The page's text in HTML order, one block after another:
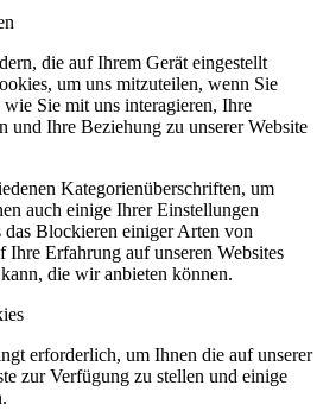
die auf Ihrem Gerät eingestellt
um uns mitzuteilen, wenn Sie
wie Sie mit uns interagieren, Ihre
und Ihre Beziehung zu unserer Website
Kategorienüberschriften, um
auch einige Ihrer Einstellungen
das Blockieren einiger Arten von
Erfahrung auf unseren Websites
die wir anbieten können.
erforderlich, um Ihnen die auf unserer
zur Verfügung zu stellen und einige